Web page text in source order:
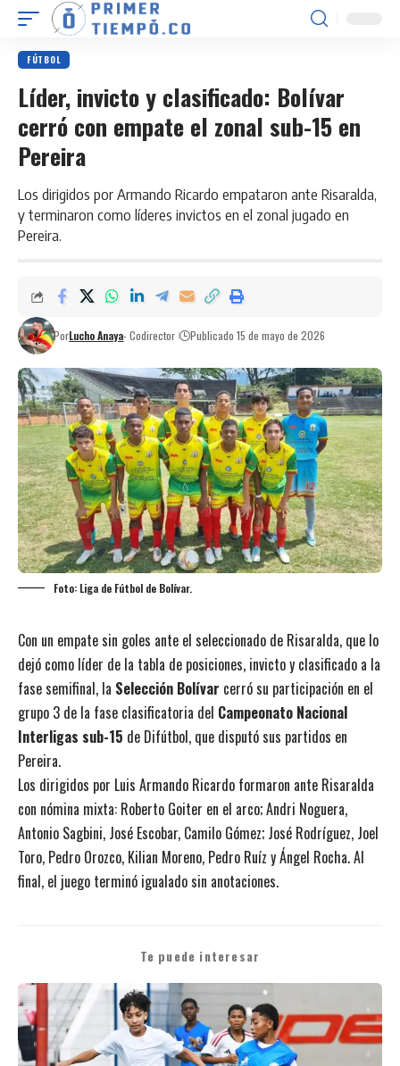
FÚTBOL
Líder, invicto y clasificado: Bolívar
cerró con empate el zonal sub-15 en
Pereira
Los dirigidos por Armando Ricardo empataron ante Risaralda,
y terminaron como líderes invictos en el zonal jugado en
Pereira.
PorLucho Anaya- Codirector Publicado 15 de mayo de 2026
Foto: Liga de Fútbol de Bolívar.
Con un empate sin goles ante el seleccionado de Risaralda, que lo
dejó como líder de la tabla de posiciones, invicto y clasificado a la
fase semifinal, la Selección Bolívar cerró su participación en el
grupo 3 de la fase clasificatoria del Campeonato Nacional
Interligas sub-15 de Difútbol, que disputó sus partidos en
Pereira.
Los dirigidos por Luis Armando Ricardo formaron ante Risaralda
con nómina mixta: Roberto Goiter en el arco; Andri Noguera,
Antonio Sagbini, José Escobar, Camilo Gómez; José Rodríguez, Joel
Toro, Pedro Orozco, Kilian Moreno, Pedro Ruíz y Ángel Rocha. Al
final, el juego terminó igualado sin anotaciones.
Te puede interesar